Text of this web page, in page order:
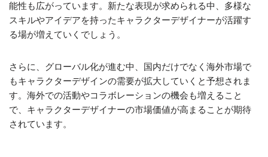
能性も広がっています。新たな表現が求められる中、多様な
スキルやアイデアを持ったキャラクターデザイナーが活躍す
る場が増えていくでしょう。
さらに、グローバル化が進む中、国内だけでなく海外市場で
もキャラクターデザインの需要が拡大していくと予想されま
す。海外での活動やコラボレーションの機会も増えること
で、キャラクターデザイナーの市場価値が高まることが期待
されています。